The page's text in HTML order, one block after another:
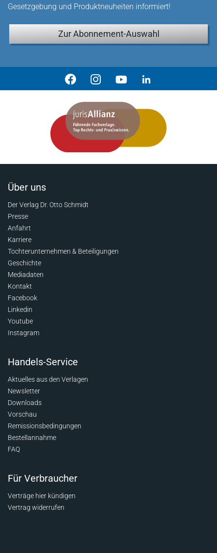
Gesetzgebung und Produktneuheiten informiert!
Zur Abonnement-Auswahl
Über uns
Der Verlag Dr. Otto Schmidt
Presse
Anfahrt
Karriere
Tochterunternehmen & Beteiligungen
Geschichte
Mediadaten
Kontakt
Facebook
Linkedin
Youtube
Instagram
Handels-Service
Aktuelles aus den Verlagen
Newsletter
Downloads
Vorschau
Remissionsbedingungen
Bestellannahme
FAQ
Für Verbraucher
Verträge hier kündigen
Vertrag widerrufen